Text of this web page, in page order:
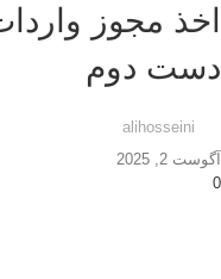
اخذ مجوز
دست دوم
alihosseini
آگوست 2, 2025
0